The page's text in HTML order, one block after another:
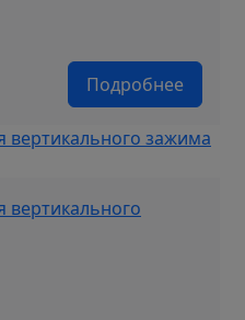
Подробнее
вертикального